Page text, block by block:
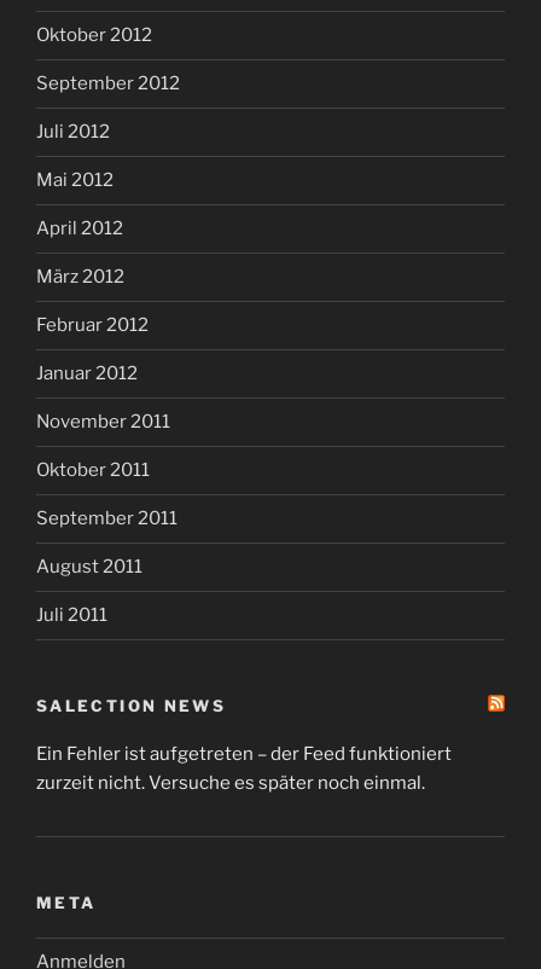
Oktober 2012
September 2012
Juli 2012
Mai 2012
April 2012
März 2012
Februar 2012
Januar 2012
November 2011
Oktober 2011
September 2011
August 2011
Juli 2011
SALECTION NEWS
Ein Fehler ist aufgetreten – der Feed funktioniert
zurzeit nicht. Versuche es später noch einmal.
META
Anmelden